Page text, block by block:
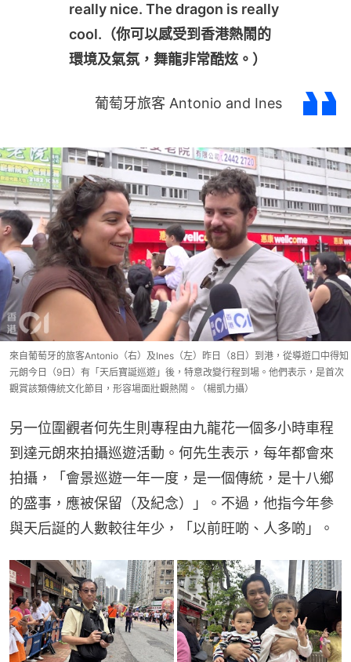
really nice. The dragon is really
cool.（你可以感受到香港熱鬧的
環境及氣氛，舞龍非常酷炫。）
葡萄牙旅客 Antonio and Ines
來自葡萄牙的旅客Antonio（右）及Ines（左）昨日（8日）到港，從導遊口中得知
元朗今日（9日）有「天后寶誕巡遊」後，特意改變行程到場。他們表示，是首次
觀賞該類傳統文化節目，形容場面壯觀熱鬧。（楊凱力攝）
另一位圍觀者何先生則專程由九龍花一個多小時車程
到達元朗來拍攝巡遊活動。何先生表示，每年都會來
拍攝，「會景巡遊一年一度，是一個傳統，是十八鄉
的盛事，應被保留（及紀念）」。不過，他指今年參
與天后誕的人數較往年少，「以前旺啲、人多啲」。